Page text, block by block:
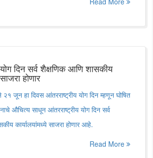
दिन सर्व शैक्षणिक आणि शासकीय
होणार
२१ जून हा दिवस आंतरराष्ट्रीय योग दिन म्हणून घोषित
औचित्य साधून आंतरराष्ट्रीय योग दिन सर्व
कार्यालयांमध्ये साजरा होणार आहे.
Read More